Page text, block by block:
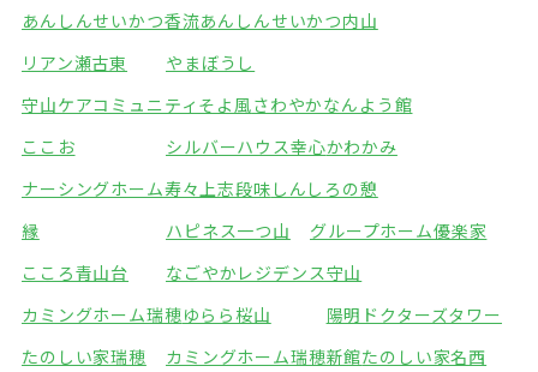
あんしんせいかつ香流あんしんせいかつ内山
リアン瀬古東
やまぼうし
守山ケアコミュニティそよ風さわやかなんよう館
ここお
シルバーハウス幸心かわかみ
ナーシングホーム寿々上志段味 しんしろの憩
縁
ハピネス一つ山
グループホーム優楽家
こころ青山台
なごやかレジデンス守山
カミングホーム瑞穂ゆらら桜山
陽明ドクターズタワー
たのしい家瑞穂
カミングホーム瑞穂新館たのしい家名西